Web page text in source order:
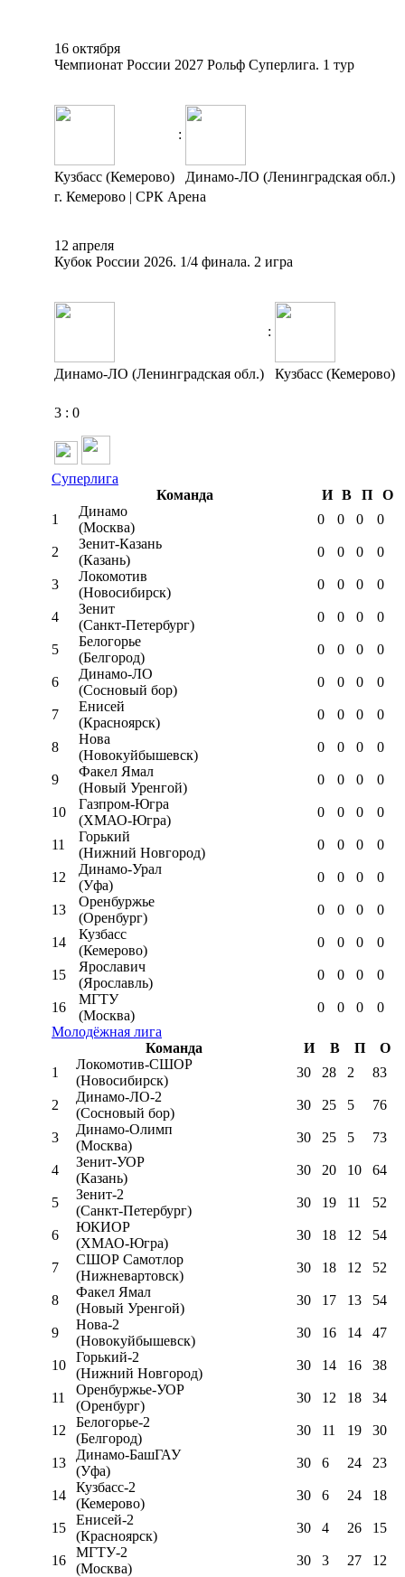
16 октября
Чемпионат России 2027 Рольф Суперлига. 1 тур
:
Кузбасс (Кемерово)
Динамо-ЛО (Ленинградская обл.)
г. Кемерово | СРК Арена
12 апреля
Кубок России 2026. 1/4 финала. 2 игра
:
Динамо-ЛО (Ленинградская обл.) Кузбасс (Кемерово)
3 : 0
Суперлига
Команда
И В П
О
1
Динамо
(Москва)
0 0 0 0
2
Зенит-Казань
(Казань)
0 0 0 0
3
Локомотив
(Новосибирск)
0 0 0 0
4
Зенит
(Санкт-Петербург)
0 0 0 0
5
Белогорье
(Белгород)
0 0 0 0
6
Динамо-ЛО
(Сосновый бор)
0 0 0 0
7
Енисей
(Красноярск)
0 0 0 0
8
Нова
(Новокуйбышевск)
0 0 0 0
9
Факел Ямал
(Новый Уренгой)
0 0 0 0
10
Газпром-Югра
(ХМАО-Югра)
0 0 0 0
11
Горький
(Нижний Новгород)
0 0 0 0
12
Динамо-Урал
(Уфа)
0 0 0 0
13
Оренбуржье
(Оренбург)
0 0 0 0
14
Кузбасс
(Кемерово)
0 0 0 0
15
Ярославич
(Ярославль)
0 0 0 0
16
МГТУ
(Москва)
0 0 0
0
Молодёжная лига
Команда
И В П
О
1
Локомотив-CШОР
(Новосибирск)
30 28 2 83
2
Динамо-ЛО-2
(Сосновый бор)
30 25 5 76
3
Динамо-Олимп
(Москва)
30 25 5 73
4
Зенит-УОР
(Казань)
30 20 10 64
5
Зенит-2
(Санкт-Петербург)
30 19 11 52
6
ЮКИОР
(ХМАО-Югра)
30 18 12 54
7
СШОР Самотлор
(Нижневартовск)
30 18 12 52
8
Факел Ямал
(Новый Уренгой)
30 17 13 54
9
Нова-2
(Новокуйбышевск)
30 16 14 47
10
Горький-2
(Нижний Новгород)
30 14 16 38
11
Оренбуржье-УОР
(Оренбург)
30 12 18 34
12
Белогорье-2
(Белгород)
30 11 19 30
13
Динамо-БашГАУ
(Уфа)
30 6 24 23
14
Кузбасс-2
(Кемерово)
30 6 24 18
15
Енисей-2
(Красноярск)
30 4 26 15
16
МГТУ-2
(Москва)
30 3 27 12